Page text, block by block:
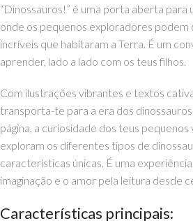
“Dinossauros!” é uma porta aberta para
onde os pequenos exploradores
incríveis que habitaram a Terra. É um
aprender, lado a lado com os teus filhos.
Com ilustrações vibrantes e textos
transporta-te para a era dos
página, a curiosidade dos teus
exploram os diferentes tipos de
características únicas. É uma
imaginação e o amor pela leitura desde
Características principais: